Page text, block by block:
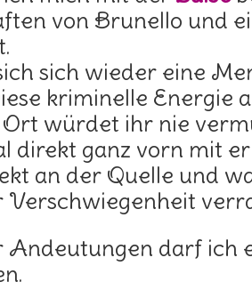
von Brunello und
sich wieder eine
kriminelle Energie
würdet ihr nie
direkt ganz vorn mit
an der Quelle und
Andeutungen darf ich